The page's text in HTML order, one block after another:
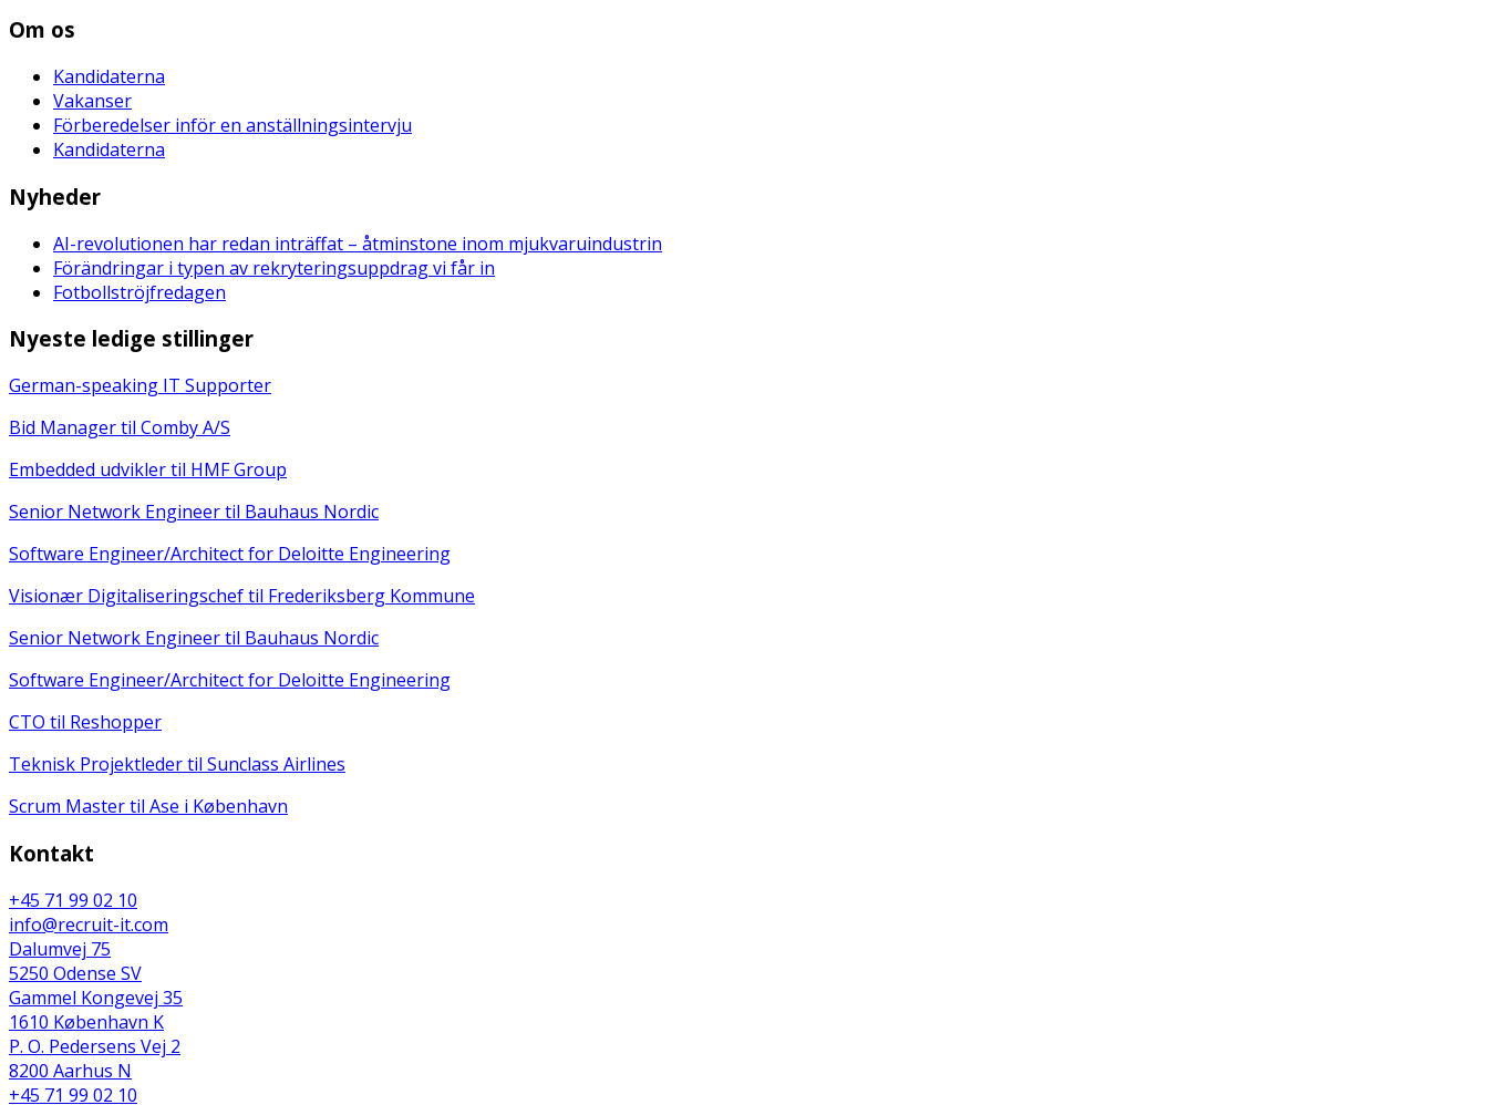
Om os
Kandidaterna
Vakanser
Förberedelser inför en anställningsintervju
Kandidaterna
Nyheder
AI-revolutionen har redan inträffat – åtminstone inom mjukvaruindustrin
Förändringar i typen av rekryteringsuppdrag vi får in
Fotbollströjfredagen
Nyeste ledige stillinger
German-speaking IT Supporter
Bid Manager til Comby A/S
Embedded udvikler til HMF Group
Senior Network Engineer til Bauhaus Nordic
Software Engineer/Architect for Deloitte Engineering
Visionær Digitaliseringschef til Frederiksberg Kommune
Senior Network Engineer til Bauhaus Nordic
Software Engineer/Architect for Deloitte Engineering
CTO til Reshopper
Teknisk Projektleder til Sunclass Airlines
Scrum Master til Ase i København
Kontakt
+45 71 99 02 10
info@recruit-it.com
Dalumvej 75
5250 Odense SV
Gammel Kongevej 35
1610 København K
P. O. Pedersens Vej 2
8200 Aarhus N
+45 71 99 02 10